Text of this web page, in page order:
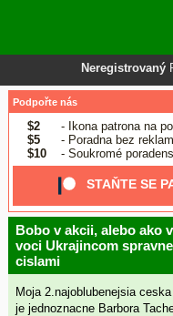
Neregistrovaný
Podpořte nás
$2
- Ikona patrona na
$5
- Poradna bez reklam
$10
- Soukromé
STAŇTE SE
Bobo v akcii, alebo ako
voci Ukrajincom
cislami
Moja 2.najoblubenejsia
je jednoznacne Barbora